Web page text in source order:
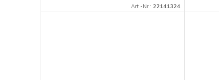
Art.-Nr.:22141324